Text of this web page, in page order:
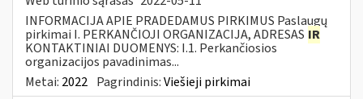
INFORMACIJA APIE PRADEDAMUS PIRKIMUS Paslaugų
pirkimai I. PERKANČIOJI ORGANIZACIJA, ADRESAS IR
KONTAKTINIAI DUOMENYS: I.1. Perkančiosios
organizacijos pavadinimas...
Metai: 2022 Pagrindinis:Viešieji pirkimai